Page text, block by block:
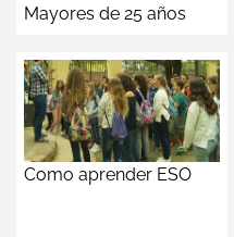
Mayores de 25 años
Como aprender ESO